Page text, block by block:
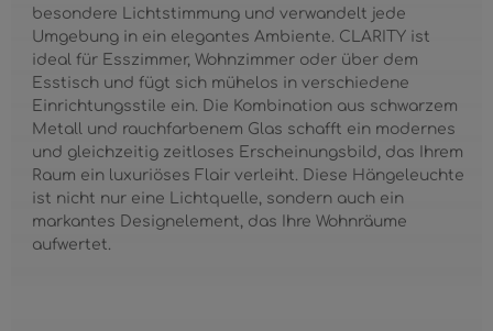
besondere Lichtstimmung und verwandelt jede
Umgebung in ein elegantes Ambiente. CLARITY ist
ideal für Esszimmer, Wohnzimmer oder über dem
Esstisch und fügt sich mühelos in verschiedene
Einrichtungsstile ein. Die Kombination aus schwarzem
Metall und rauchfarbenem Glas schafft ein modernes
und gleichzeitig zeitloses Erscheinungsbild, das Ihrem
Raum ein luxuriöses Flair verleiht. Diese Hängeleuchte
ist nicht nur eine Lichtquelle, sondern auch ein
markantes Designelement, das Ihre Wohnräume
aufwertet.